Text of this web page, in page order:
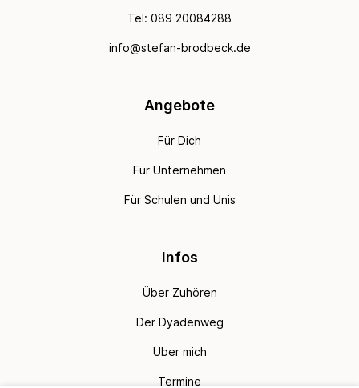
Tel: 089 20084288
info@stefan-brodbeck.de
Angebote
Für Dich
Für Unternehmen
Für Schulen und Unis
Infos
Über Zuhören
Der Dyadenweg
Über mich
Termine